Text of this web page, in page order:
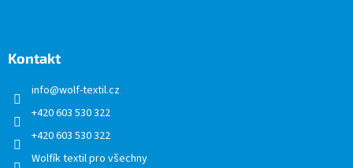
Kontakt
info@wolf-textil.cz
+420 603 530 322
+420 603 530 322
Wolfík textil pro všechny